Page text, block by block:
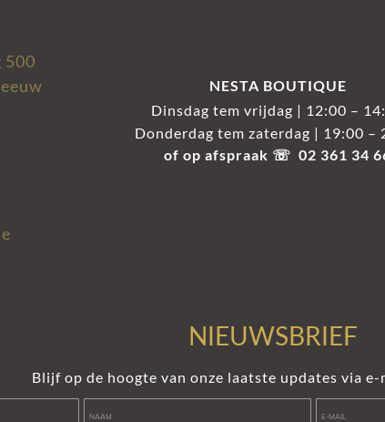
500
NESTA BOUTIQUE
Dinsdag tem vrijdag | 12:00 –
Donderdag tem zaterdag | 19:00 –
of op afspraak ☏ 02 361 34
NIEUWSBRIEF
Blijf op de hoogte van onze laatste updates via